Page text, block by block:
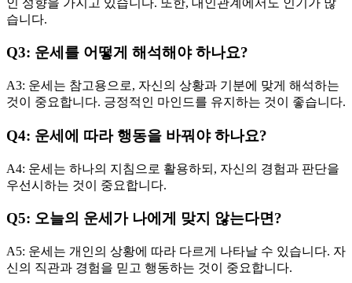
습니다.
Q3: 운세를 어떻게 해석해야 하나요?
A3: 운세는 참고용으로, 자신의 상황과 기분에 맞게 해석하는
것이 중요합니다. 긍정적인 마인드를 유지하는 것이 좋습니다.
Q4: 운세에 따라 행동을 바꿔야 하나요?
A4: 운세는 하나의 지침으로 활용하되, 자신의 경험과 판단을
우선시하는 것이 중요합니다.
Q5: 오늘의 운세가 나에게 맞지 않는다면?
A5: 운세는 개인의 상황에 따라 다르게 나타날 수 있습니다. 자
신의 직관과 경험을 믿고 행동하는 것이 중요합니다.